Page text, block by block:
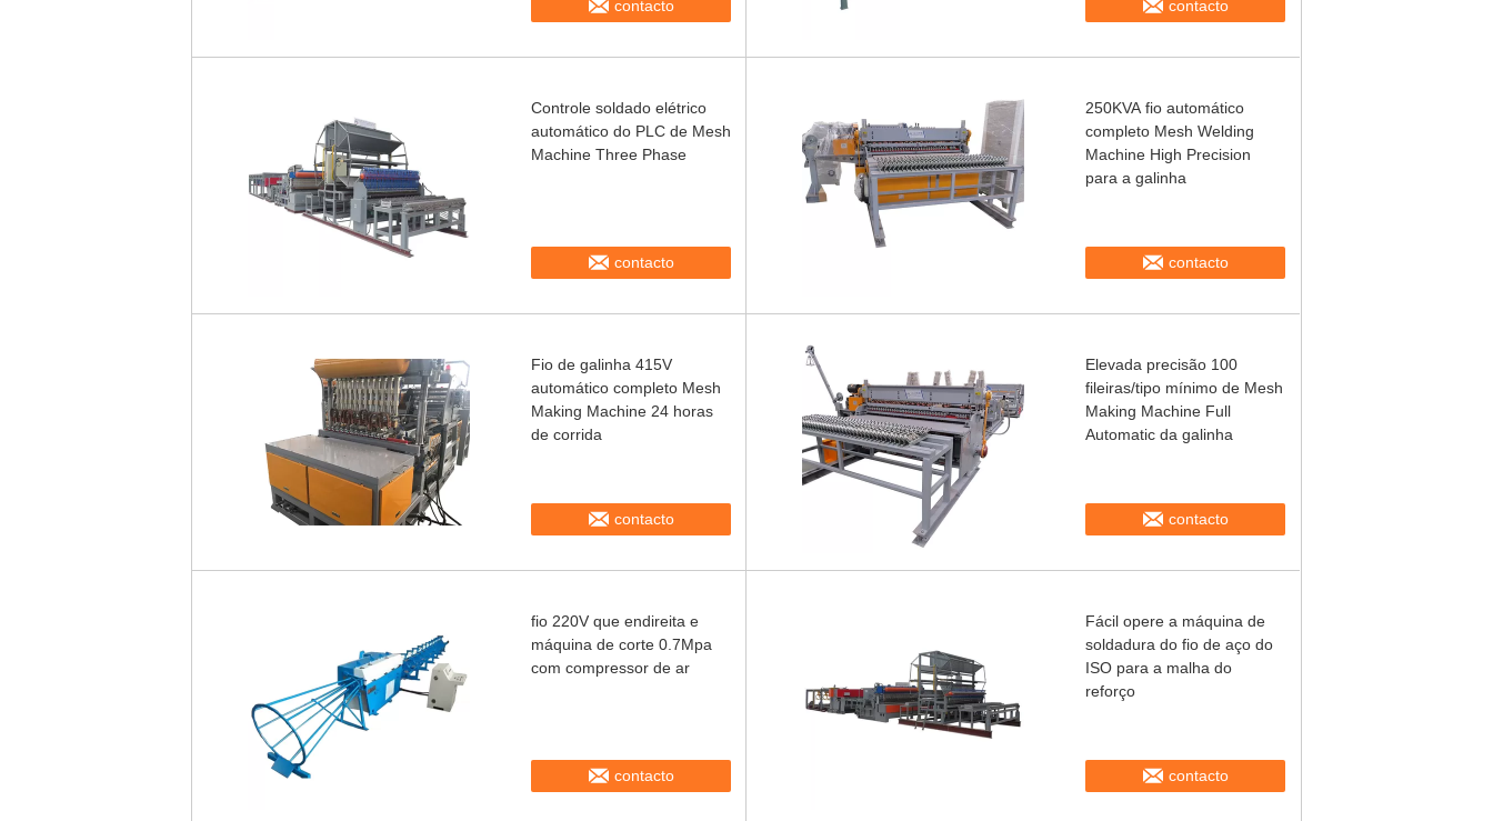
contacto contacto
Controle soldado elétrico
automático do PLC de Mesh
Machine Three Phase
contacto
250KVA fio automático
completo Mesh Welding
Machine High Precision
para a galinha
contacto
Fio de galinha 415V
automático completo Mesh
Making Machine 24 horas
de corrida
contacto
Elevada precisão 100
fileiras/tipo mínimo de Mesh
Making Machine Full
Automatic da galinha
contacto
fio 220V que endireita e
máquina de corte 0.7Mpa
com compressor de ar
contacto
Fácil opere a máquina de
soldadura do fio de aço do
ISO para a malha do
reforço
contacto